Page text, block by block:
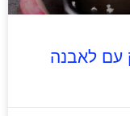
עם לאבנה